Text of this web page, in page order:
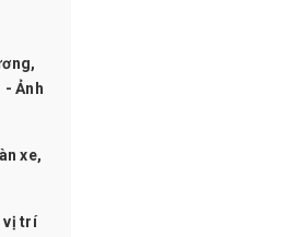
- Ảnh
xe,
vị trí